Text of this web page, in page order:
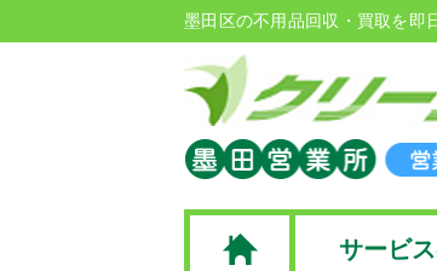
墨田区の不用品回収・買取を即
サービ